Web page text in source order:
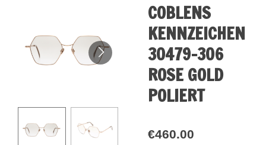
COBLENS
KENNZEICHEN
30479-306
ROSE GOLD
POLIERT
€460.00